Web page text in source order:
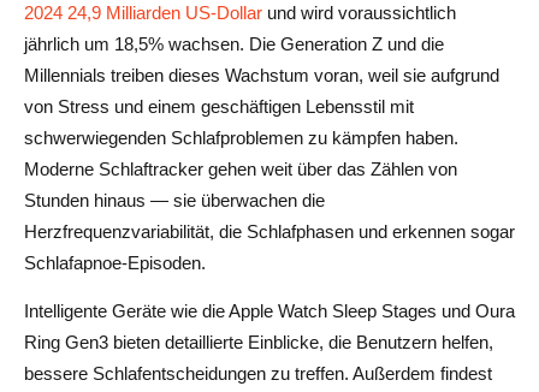
2024 24,9 Milliarden US-Dollar und wird voraussichtlich
jährlich um 18,5% wachsen. Die Generation Z und die
Millennials treiben dieses Wachstum voran, weil sie aufgrund
von Stress und einem geschäftigen Lebensstil mit
schwerwiegenden Schlafproblemen zu kämpfen haben.
Moderne Schlaftracker gehen weit über das Zählen von
Stunden hinaus — sie überwachen die
Herzfrequenzvariabilität, die Schlafphasen und erkennen sogar
Schlafapnoe-Episoden.
Intelligente Geräte wie die Apple Watch Sleep Stages und Oura
Ring Gen3 bieten detaillierte Einblicke, die Benutzern helfen,
bessere Schlafentscheidungen zu treffen. Außerdem findest